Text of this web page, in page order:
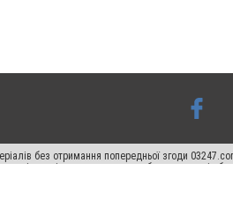
без отримання попередньої згоди
статті не нижче другого абзацу в тексті